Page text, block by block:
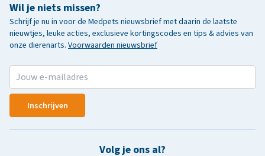
Wil je niets missen?
Schrijf je nu in voor de Medpets nieuwsbrief met daarin de laatste
nieuwtjes, leuke acties, exclusieve kortingscodes en tips & advies van
onze dierenarts. Voorwaarden nieuwsbrief
Inschrijven
Volg je ons al?